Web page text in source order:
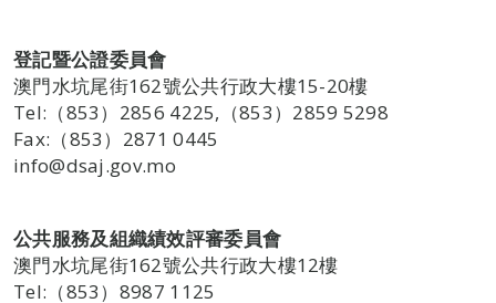
登記暨公證委員會
澳門水坑尾街162號公共行政大樓15-20樓
Tel:（853）2856 4225,（853）2859 5298
Fax:（853）2871 0445
info@dsaj.gov.mo
公共服務及組織績效評審委員會
澳門水坑尾街162號公共行政大樓12樓
Tel:（853）8987 1125